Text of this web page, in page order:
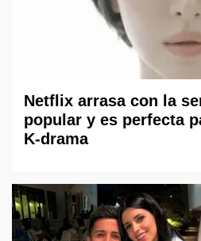
Netflix arrasa con la
popular y es perfecta
K-drama